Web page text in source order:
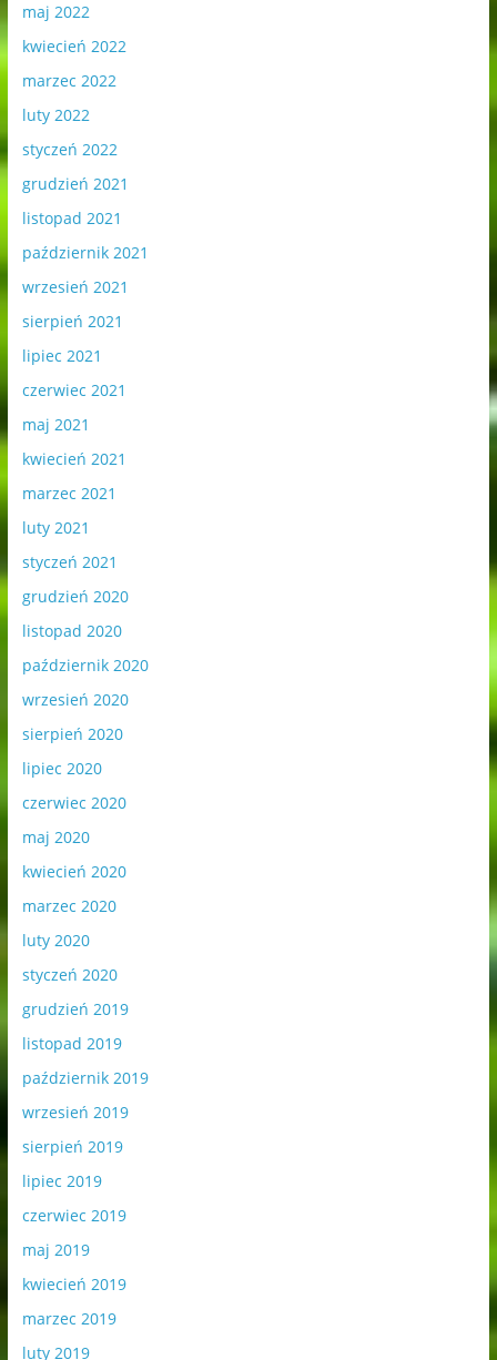
maj 2022
kwiecień 2022
marzec 2022
luty 2022
styczeń 2022
grudzień 2021
listopad 2021
październik 2021
wrzesień 2021
sierpień 2021
lipiec 2021
czerwiec 2021
maj 2021
kwiecień 2021
marzec 2021
luty 2021
styczeń 2021
grudzień 2020
listopad 2020
październik 2020
wrzesień 2020
sierpień 2020
lipiec 2020
czerwiec 2020
maj 2020
kwiecień 2020
marzec 2020
luty 2020
styczeń 2020
grudzień 2019
listopad 2019
październik 2019
wrzesień 2019
sierpień 2019
lipiec 2019
czerwiec 2019
maj 2019
kwiecień 2019
marzec 2019
luty 2019